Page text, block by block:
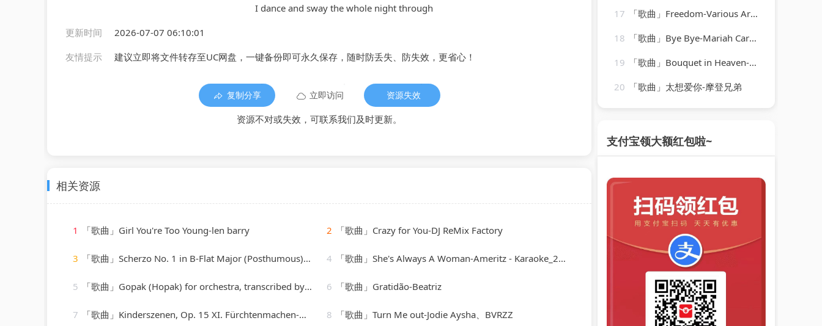
I dance and sway the whole night through
更新时间
2026-07-07 06:10:01
友情提示
建议立即将文件转存至UC网盘，一键备份即可永久保存，随时防丢失、防失效，更省心！
复制分享 立即访问 资源失效
资源不对或失效，可联系我们及时更新。
相关资源
1 「歌曲」Girl You're Too Young-len barry 2 「歌曲」Crazy for You-DJ ReMix Factory
3 「歌曲」Scherzo No. 1 in B-Flat Major (Posthumous) D.593-Paul de Conne、Peter Phillips 4 「歌曲」She's Always A Woman-Ameritz - Karaoke_20260807_141559
5 「歌曲」Gopak (Hopak) for orchestra, transcribed by Liadov 6 「歌曲」Gratidão-Beatriz
7 「歌曲」Kinderszenen, Op. 15 XI. Fürchtenmachen-Brigitte Engerer 8 「歌曲」Turn Me out-Jodie Aysha、BVRZZ
17
「歌曲」Freedom-Various Artists
18
「歌曲」Bye Bye-Mariah Carey
19
「歌曲」Bouquet in Heaven-Red Allen_20260807_131724
20
「歌曲」太想爱你-摩登兄弟
支付宝领大额红包啦~